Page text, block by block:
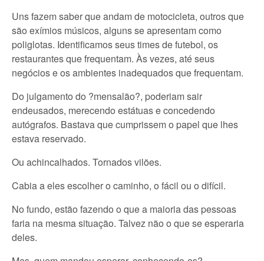
Uns fazem saber que andam de motocicleta, outros que
são exímios músicos, alguns se apresentam como
poliglotas. Identificamos seus times de futebol, os
restaurantes que frequentam. Às vezes, até seus
negócios e os ambientes inadequados que frequentam.
Do julgamento do ?mensalão?, poderiam sair
endeusados, merecendo estátuas e concedendo
autógrafos. Bastava que cumprissem o papel que lhes
estava reservado.
Ou achincalhados. Tornados vilões.
Cabia a eles escolher o caminho, o fácil ou o difícil.
No fundo, estão fazendo o que a maioria das pessoas
faria na mesma situação. Talvez não o que se esperaria
deles.